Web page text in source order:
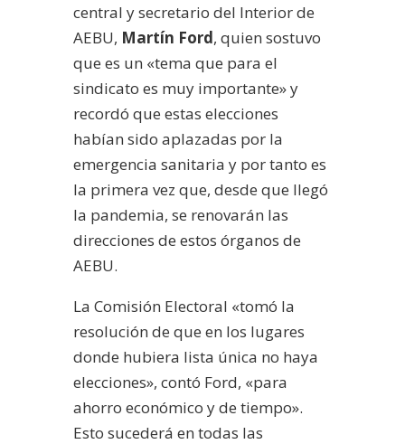
central y secretario del Interior de
AEBU, Martín Ford, quien sostuvo
que es un «tema que para el
sindicato es muy importante» y
recordó que estas elecciones
habían sido aplazadas por la
emergencia sanitaria y por tanto es
la primera vez que, desde que llegó
la pandemia, se renovarán las
direcciones de estos órganos de
AEBU.
La Comisión Electoral «tomó la
resolución de que en los lugares
donde hubiera lista única no haya
elecciones», contó Ford, «para
ahorro económico y de tiempo».
Esto sucederá en todas las